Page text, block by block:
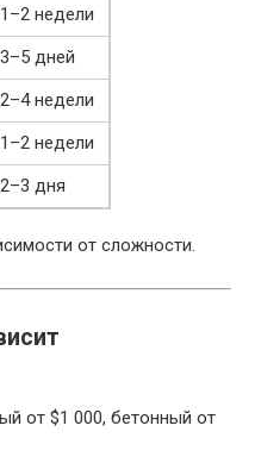
1–2 недели
3–5 дней
2–4 недели
1–2 недели
2–3 дня
от сложности.
от $1 000, бетонный от